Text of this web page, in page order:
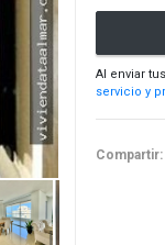
Al enviar
servicio y
Compartir: